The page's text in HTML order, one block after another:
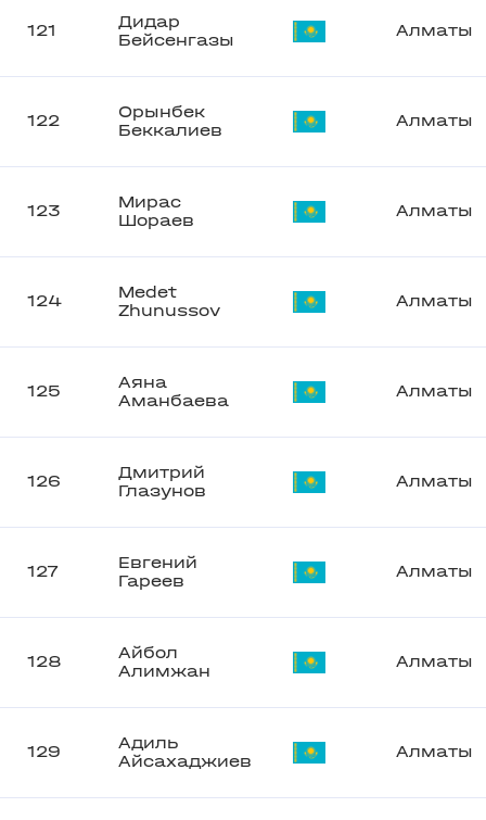
121
Дидар
Бейсенгазы
Алматы
122
Орынбек
Беккалиев
Алматы
123
Мирас
Шораев
Алматы
124
Medet
Zhunussov
Алматы
125
Аяна
Аманбаева
Алматы
126
Дмитрий
Глазунов
Алматы
127
Евгений
Гареев
Алматы
128
Айбол
Алимжан
Алматы
129
Адиль
Айсахаджиев
Алматы